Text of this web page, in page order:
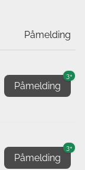
Påmelding
Påmelding
3+
Påmelding
3+